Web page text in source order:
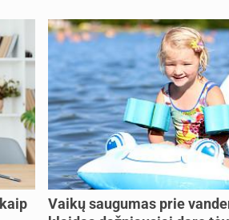
Vaikų saugumas prie